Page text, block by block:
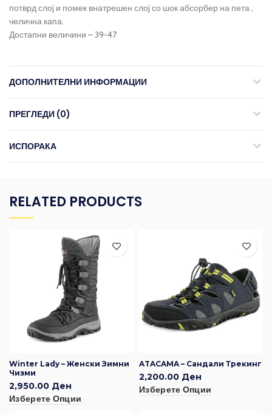
потврд слој и помек внатрешен слој со шок абсорбер на пета ,
челична капа.
Достапни величини – 39-47
ДОПОЛНИТЕЛНИ ИНФОРМАЦИИ
ПРЕГЛЕДИ (0)
ИСПОРАКА
RELATED PRODUCTS
Winter Lady – Женски Зимни
Чизми
2,950.00 Ден
Изберете Опции
ATACAMA – Сандали Трекинг
2,200.00 Ден
Изберете Опции